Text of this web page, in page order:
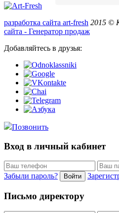
разработка сайта art-fresh 2015 ©
сайта - Генератор продаж
Добавляйтесь в друзья:
Позвонить
Вход в личный кабинет
Забыли пароль? Войти
Письмо директору